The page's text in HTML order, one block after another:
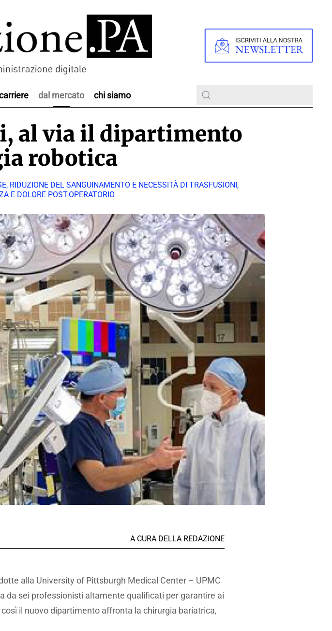
dal mercato chi siamo
al via il dipartimento
robotica
RIDUZIONE DEL SANGUINAMENTO E NECESSITÀ DI TRASFUSIONI,
E DOLORE POST-OPERATORIO
A CURA DELLA REDAZIONE
alla University of Pittsburgh Medical Center – UPMC
da sei professionisti altamente qualificati per garantire ai
il nuovo dipartimento affronta la chirurgia bariatrica,